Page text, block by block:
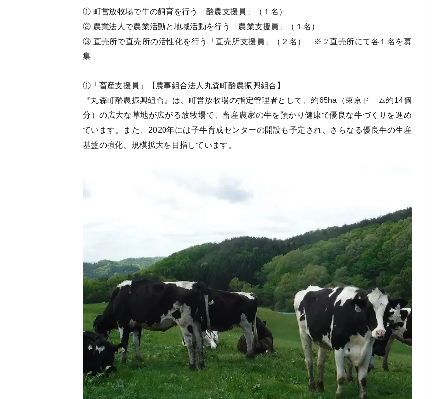
① 町営放牧場で牛の飼育を行う「酪農支援員」（１名）
② 農業法人で農業活動と地域活動を行う「農業支援員」（１名）
③ 直売所で直売所の活性化を行う「直売所支援員」（２名） ※２直売所にて各１名を募
集
①「畜産支援員」【農事組合法人丸森町酪農振興組合】
『丸森町酪農振興組合』は、町営放牧場の指定管理者として、約65ha（東京ドーム約14個
分）の広大な草地が広がる放牧場で、畜産農家の牛を預かり健康で優良な牛づくりを進め
ています。また、2020年には子牛育成センターの開設も予定され、さらなる優良牛の生産
基盤の強化、規模拡大を目指しています。